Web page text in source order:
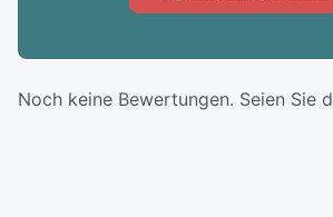
Noch keine Bewertungen. Seien Sie